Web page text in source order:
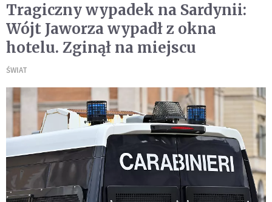
Tragiczny wypadek na Sardynii:
Wójt Jaworza wypadł z okna
hotelu. Zginął na miejscu
ŚWIAT